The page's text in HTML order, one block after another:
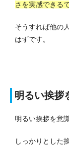
さを実感できる
そうすれば他の
はずです。
明るい挨拶
明るい挨拶を意
しっかりとした